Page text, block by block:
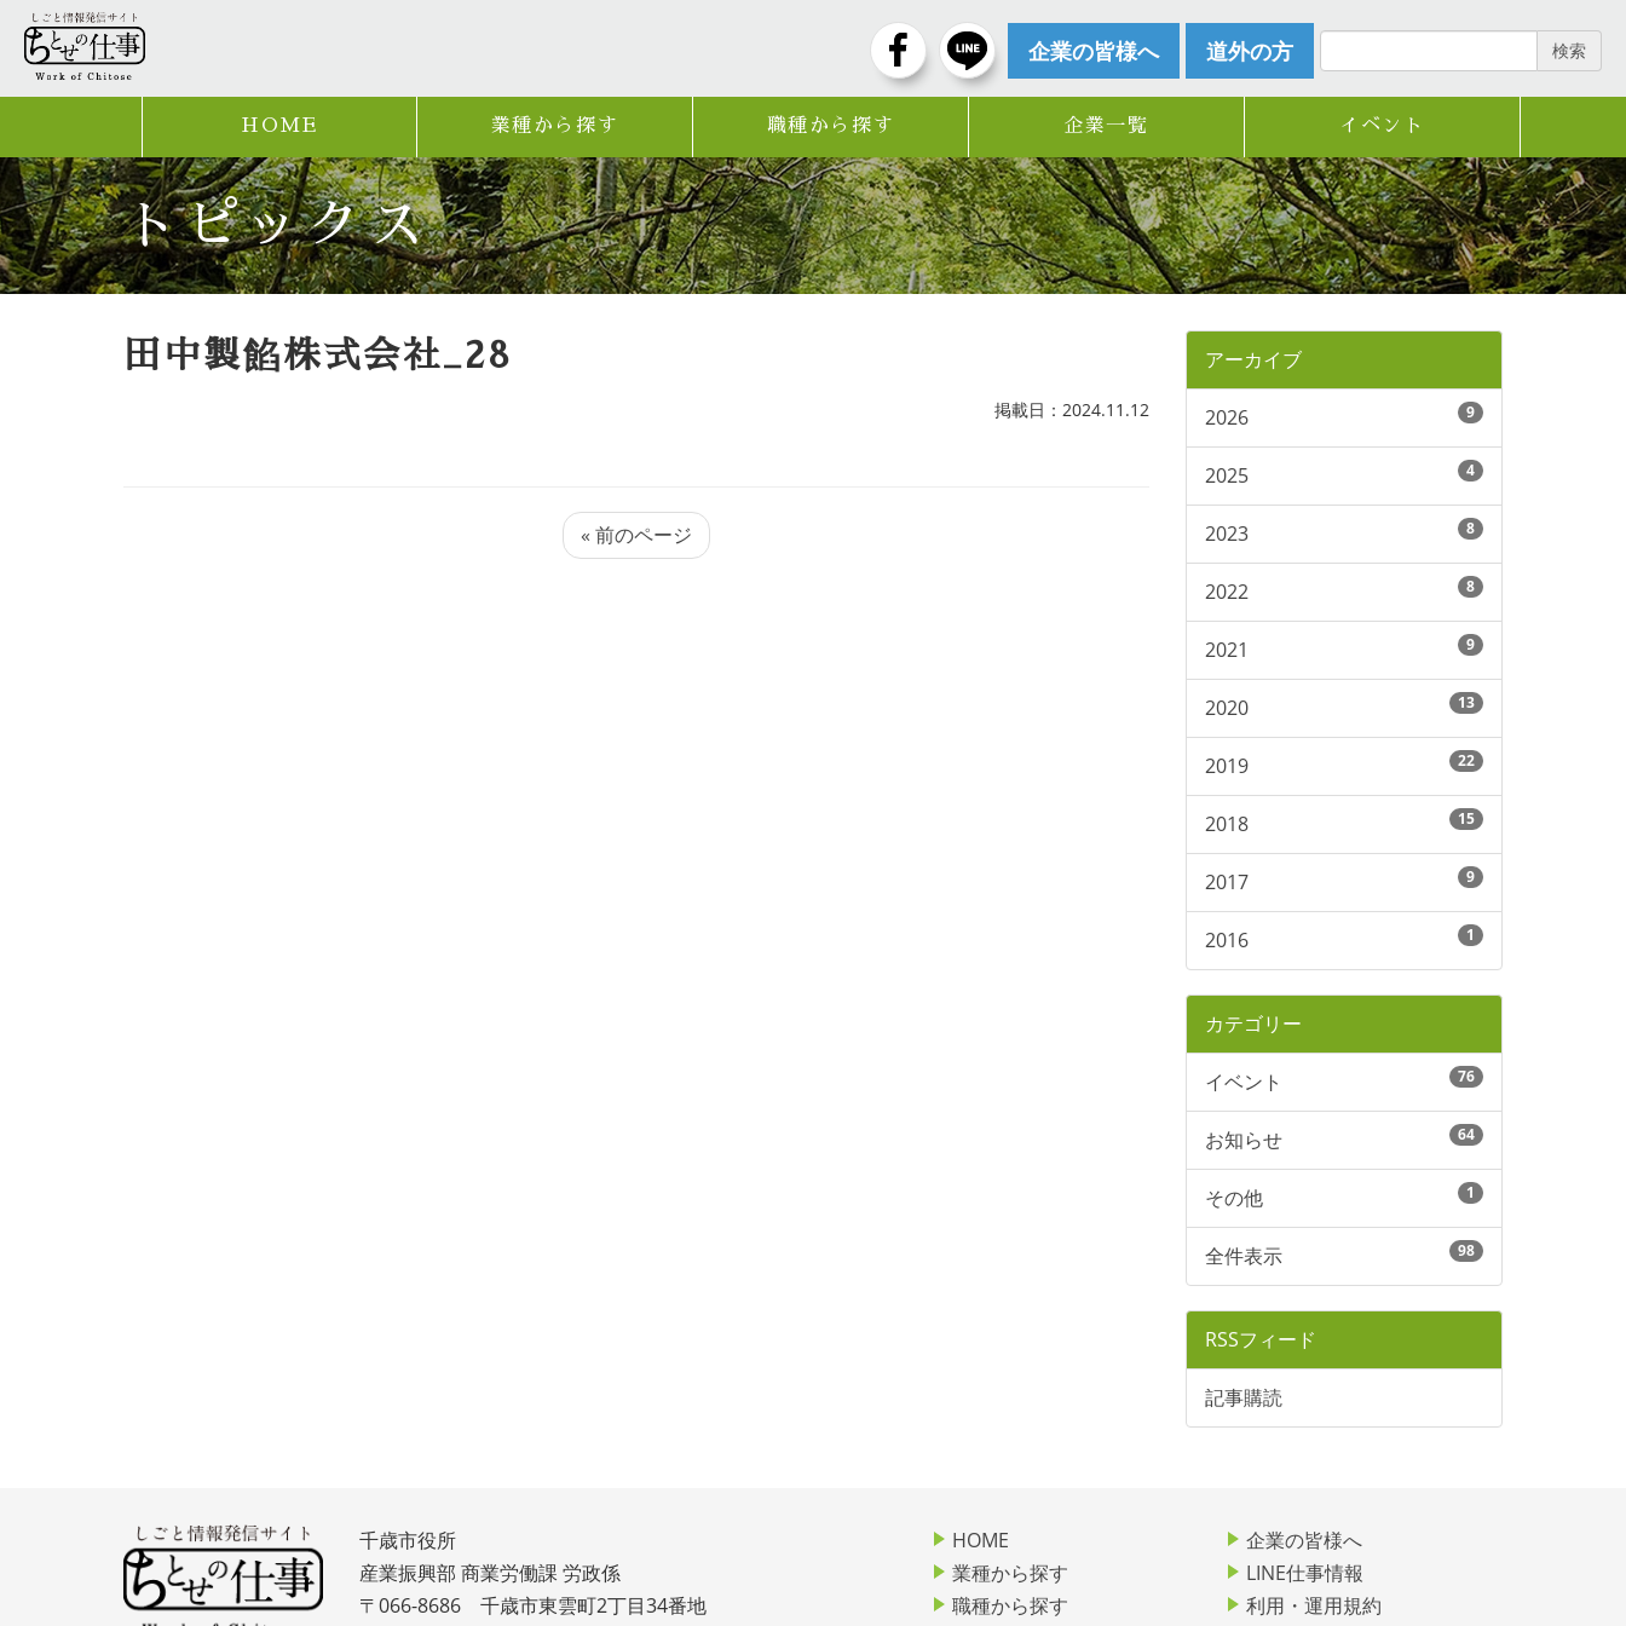
企業の皆様へ 道外の方 検索
HOME 業種から探す 職種から探す 企業一覧 イベント
トピックス
田中製餡株式会社_28
掲載日：2024.11.12
« 前のページ
アーカイブ
2026 9
2025 4
2023 8
2022 8
2021 9
2020 13
2019 22
2018 15
2017 9
2016 1
カテゴリー
イベント 76
お知らせ 64
その他 1
全件表示 98
RSSフィード
記事購読
千歳市役所
産業振興部 商業労働課 労政係
〒066-8686 千歳市東雲町2丁目34番地
HOME
業種から探す
職種から探す
企業の皆様へ
LINE仕事情報
利用・運用規約